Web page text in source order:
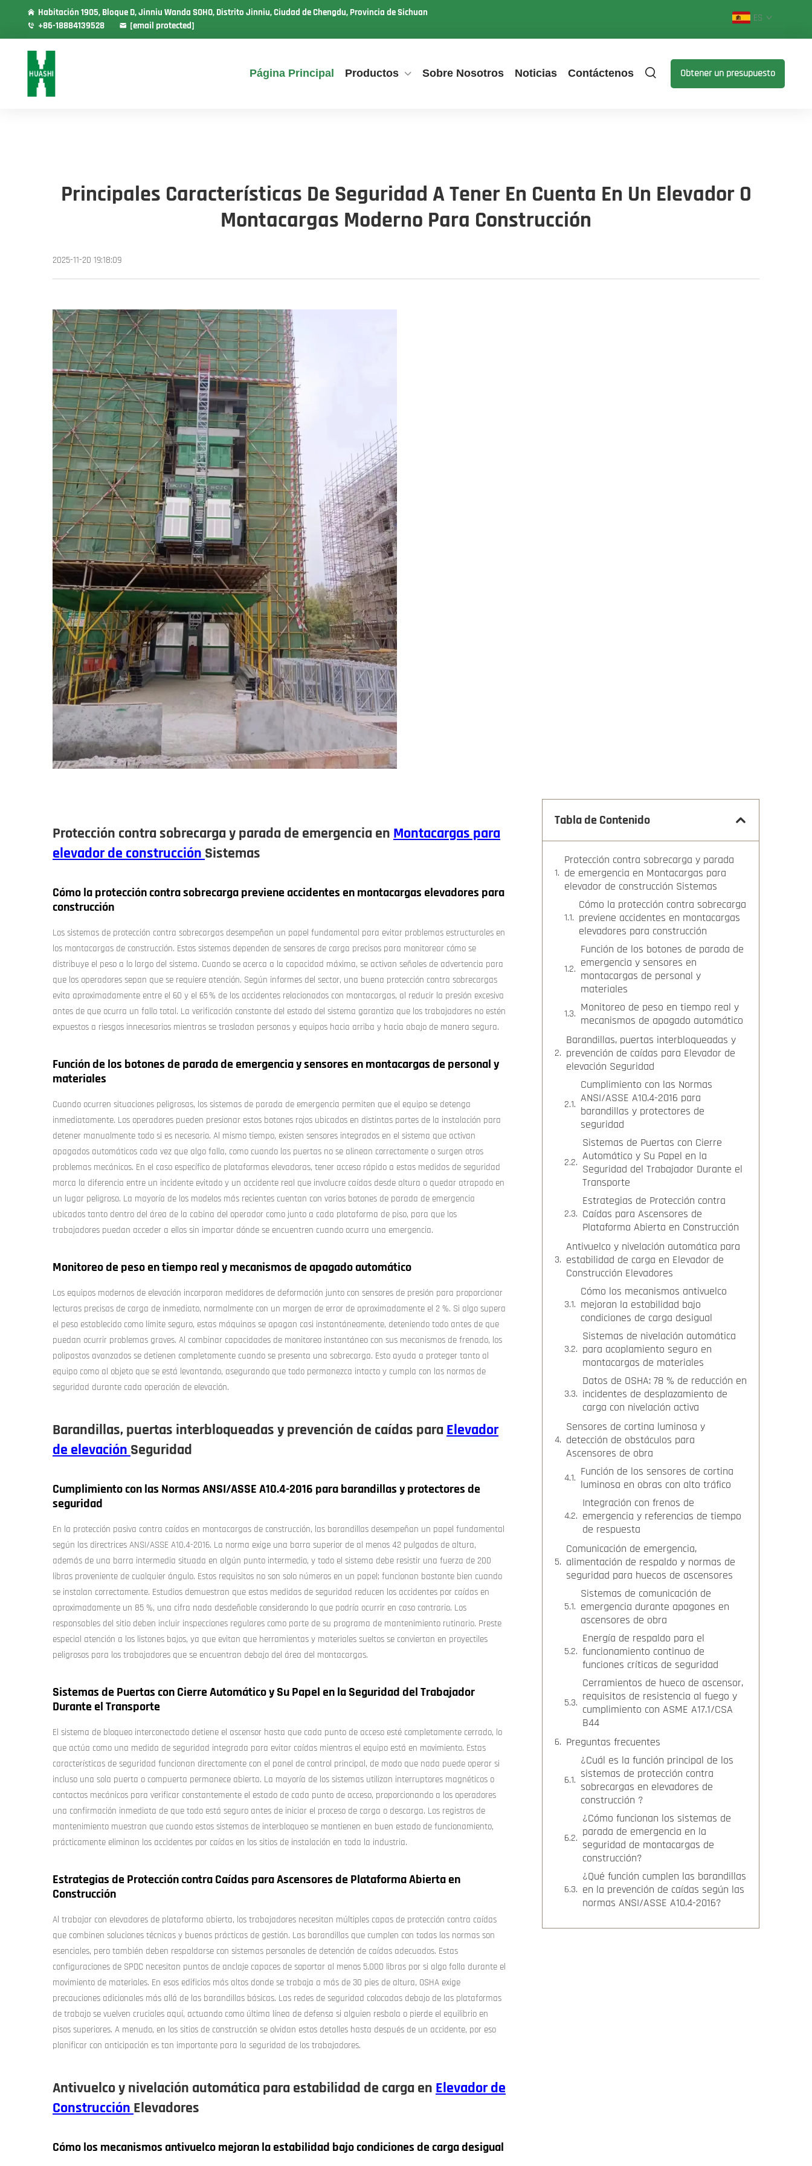
Habitación 1905, Bloque D, Jinniu Wanda SOHO, Distrito Jinniu, Ciudad de Chengdu, Provincia de Sichuan
+86-18884139528
[email protected]
ES
Página Principal Productos Sobre Nosotros Noticias Contáctenos Obtener un presupuesto
Principales Características De Seguridad A Tener En Cuenta En Un Elevador O
Montacargas Moderno Para Construcción
2025-11-20 19:18:09
Protección contra sobrecarga y parada de emergencia en Montacargas para
elevador de construcción Sistemas
Cómo la protección contra sobrecarga previene accidentes en montacargas elevadores para
construcción
Los sistemas de protección contra sobrecargas desempeñan un papel fundamental para evitar problemas estructurales en
los montacargas de construcción. Estos sistemas dependen de sensores de carga precisos para monitorear cómo se
distribuye el peso a lo largo del sistema. Cuando se acerca a la capacidad máxima, se activan señales de advertencia para
que los operadores sepan que se requiere atención. Según informes del sector, una buena protección contra sobrecargas
evita aproximadamente entre el 60 y el 65 % de los accidentes relacionados con montacargas, al reducir la presión excesiva
antes de que ocurra un fallo total. La verificación constante del estado del sistema garantiza que los trabajadores no estén
expuestos a riesgos innecesarios mientras se trasladan personas y equipos hacia arriba y hacia abajo de manera segura.
Función de los botones de parada de emergencia y sensores en montacargas de personal y
materiales
Cuando ocurren situaciones peligrosas, los sistemas de parada de emergencia permiten que el equipo se detenga
inmediatamente. Los operadores pueden presionar estos botones rojos ubicados en distintas partes de la instalación para
detener manualmente todo si es necesario. Al mismo tiempo, existen sensores integrados en el sistema que activan
apagados automáticos cada vez que algo falla, como cuando las puertas no se alinean correctamente o surgen otros
problemas mecánicos. En el caso específico de plataformas elevadoras, tener acceso rápido a estas medidas de seguridad
marca la diferencia entre un incidente evitado y un accidente real que involucre caídas desde altura o quedar atrapado en
un lugar peligroso. La mayoría de los modelos más recientes cuentan con varios botones de parada de emergencia
ubicados tanto dentro del área de la cabina del operador como junto a cada plataforma de piso, para que los
trabajadores puedan acceder a ellos sin importar dónde se encuentren cuando ocurra una emergencia.
Monitoreo de peso en tiempo real y mecanismos de apagado automático
Los equipos modernos de elevación incorporan medidores de deformación junto con sensores de presión para proporcionar
lecturas precisas de carga de inmediato, normalmente con un margen de error de aproximadamente el 2 %. Si algo supera
el peso establecido como límite seguro, estas máquinas se apagan casi instantáneamente, deteniendo todo antes de que
puedan ocurrir problemas graves. Al combinar capacidades de monitoreo instantáneo con sus mecanismos de frenado, los
polipastos avanzados se detienen completamente cuando se presenta una sobrecarga. Esto ayuda a proteger tanto al
equipo como al objeto que se está levantando, asegurando que todo permanezca intacto y cumpla con las normas de
seguridad durante cada operación de elevación.
Barandillas, puertas interbloqueadas y prevención de caídas para Elevador
de elevación Seguridad
Cumplimiento con las Normas ANSI/ASSE A10.4-2016 para barandillas y protectores de
seguridad
En la protección pasiva contra caídas en montacargas de construcción, las barandillas desempeñan un papel fundamental
según las directrices ANSI/ASSE A10.4-2016. La norma exige una barra superior de al menos 42 pulgadas de altura,
además de una barra intermedia situada en algún punto intermedio, y todo el sistema debe resistir una fuerza de 200
libras proveniente de cualquier ángulo. Estos requisitos no son solo números en un papel; funcionan bastante bien cuando
se instalan correctamente. Estudios demuestran que estas medidas de seguridad reducen los accidentes por caídas en
aproximadamente un 85 %, una cifra nada desdeñable considerando lo que podría ocurrir en caso contrario. Los
responsables del sitio deben incluir inspecciones regulares como parte de su programa de mantenimiento rutinario. Preste
especial atención a los listones bajos, ya que evitan que herramientas y materiales sueltos se conviertan en proyectiles
peligrosos para los trabajadores que se encuentran debajo del área del montacargas.
Sistemas de Puertas con Cierre Automático y Su Papel en la Seguridad del Trabajador
Durante el Transporte
El sistema de bloqueo interconectado detiene el ascensor hasta que cada punto de acceso esté completamente cerrado, lo
que actúa como una medida de seguridad integrada para evitar caídas mientras el equipo está en movimiento. Estas
características de seguridad funcionan directamente con el panel de control principal, de modo que nada puede operar si
incluso una sola puerta o compuerta permanece abierta. La mayoría de los sistemas utilizan interruptores magnéticos o
contactos mecánicos para verificar constantemente el estado de cada punto de acceso, proporcionando a los operadores
una confirmación inmediata de que todo está seguro antes de iniciar el proceso de carga o descarga. Los registros de
mantenimiento muestran que cuando estos sistemas de interbloqueo se mantienen en buen estado de funcionamiento,
prácticamente eliminan los accidentes por caídas en los sitios de instalación en toda la industria.
Estrategias de Protección contra Caídas para Ascensores de Plataforma Abierta en
Construcción
Al trabajar con elevadores de plataforma abierta, los trabajadores necesitan múltiples capas de protección contra caídas
que combinen soluciones técnicas y buenas prácticas de gestión. Las barandillas que cumplen con todas las normas son
esenciales, pero también deben respaldarse con sistemas personales de detención de caídas adecuados. Estas
configuraciones de SPDC necesitan puntos de anclaje capaces de soportar al menos 5.000 libras por si algo falla durante el
movimiento de materiales. En esos edificios más altos donde se trabaja a más de 30 pies de altura, OSHA exige
precauciones adicionales más allá de las barandillas básicas. Las redes de seguridad colocadas debajo de las plataformas
de trabajo se vuelven cruciales aquí, actuando como última línea de defensa si alguien resbala o pierde el equilibrio en
pisos superiores. A menudo, en los sitios de construcción se olvidan estos detalles hasta después de un accidente, por eso
planificar con anticipación es tan importante para la seguridad de los trabajadores.
Antivuelco y nivelación automática para estabilidad de carga en Elevador de
Construcción Elevadores
Cómo los mecanismos antivuelco mejoran la estabilidad bajo condiciones de carga desigual
Tabla de Contenido
Protección contra sobrecarga y parada
de emergencia en Montacargas para
elevador de construcción Sistemas
Cómo la protección contra sobrecarga
previene accidentes en montacargas
elevadores para construcción
Función de los botones de parada de
emergencia y sensores en
montacargas de personal y
materiales
Monitoreo de peso en tiempo real y
mecanismos de apagado automático
Barandillas, puertas interbloqueadas y
prevención de caídas para Elevador de
elevación Seguridad
Cumplimiento con las Normas
ANSI/ASSE A10.4-2016 para
barandillas y protectores de
seguridad
Sistemas de Puertas con Cierre
Automático y Su Papel en la
Seguridad del Trabajador Durante el
Transporte
Estrategias de Protección contra
Caídas para Ascensores de
Plataforma Abierta en Construcción
Antivuelco y nivelación automática para
estabilidad de carga en Elevador de
Construcción Elevadores
Cómo los mecanismos antivuelco
mejoran la estabilidad bajo
condiciones de carga desigual
Sistemas de nivelación automática
para acoplamiento seguro en
montacargas de materiales
Datos de OSHA: 78 % de reducción en
incidentes de desplazamiento de
carga con nivelación activa
Sensores de cortina luminosa y
detección de obstáculos para
Ascensores de obra
Función de los sensores de cortina
luminosa en obras con alto tráfico
Integración con frenos de
emergencia y referencias de tiempo
de respuesta
Comunicación de emergencia,
alimentación de respaldo y normas de
seguridad para huecos de ascensores
Sistemas de comunicación de
emergencia durante apagones en
ascensores de obra
Energía de respaldo para el
funcionamiento continuo de
funciones críticas de seguridad
Cerramientos de hueco de ascensor,
requisitos de resistencia al fuego y
cumplimiento con ASME A17.1/CSA
B44
Preguntas frecuentes
¿Cuál es la función principal de los
sistemas de protección contra
sobrecargas en elevadores de
construcción ?
¿Cómo funcionan los sistemas de
parada de emergencia en la
seguridad de montacargas de
construcción?
¿Qué función cumplen las barandillas
en la prevención de caídas según las
normas ANSI/ASSE A10.4-2016?